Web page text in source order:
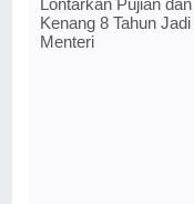
Kenang 8 Tahun Jadi
Menteri